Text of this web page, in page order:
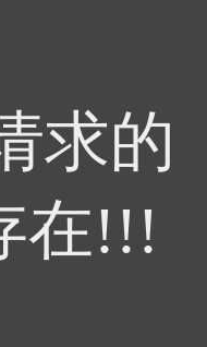
求的
在!!!